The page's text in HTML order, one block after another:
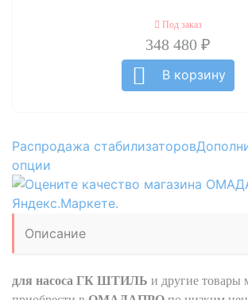
Под заказ
348 480 ₽
В корзину
Распродажа стабилизаторов
опции
Описание
для насоса ГК ШТИЛЬ и другие товары